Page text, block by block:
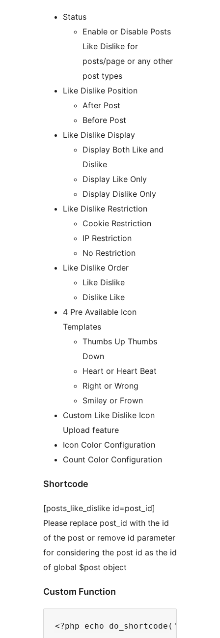
Status
Enable or Disable Posts
Like Dislike for
posts/page or any other
post types
Like Dislike Position
After Post
Before Post
Like Dislike Display
Display Both Like and
Dislike
Display Like Only
Display Dislike Only
Like Dislike Restriction
Cookie Restriction
IP Restriction
No Restriction
Like Dislike Order
Like Dislike
Dislike Like
4 Pre Available Icon
Templates
Thumbs Up Thumbs
Down
Heart or Heart Beat
Right or Wrong
Smiley or Frown
Custom Like Dislike Icon
Upload feature
Icon Color Configuration
Count Color Configuration
Shortcode
[posts_like_dislike id=post_id]
Please replace post_id with the id
of the post or remove id parameter
for considering the post id as the id
of global $post object
Custom Function